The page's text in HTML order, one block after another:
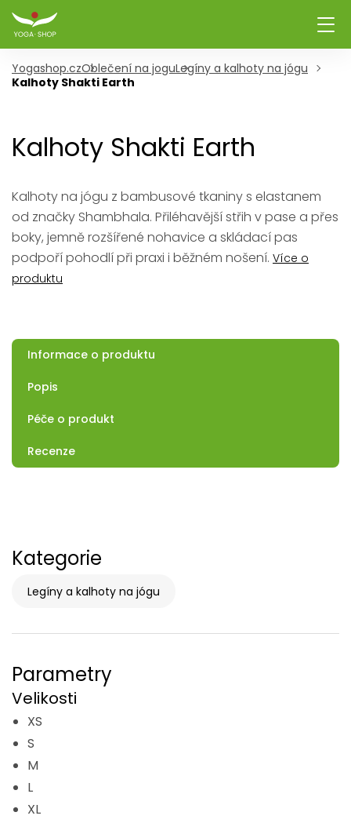
Yogashop.czOblečení na joguLegíny a kalhoty na jógu
Kalhoty Shakti Earth
Kalhoty Shakti Earth
Kalhoty na jógu z bambusové tkaniny s elastanem
od značky Shambhala. Přiléhavější střih v pase a přes
boky, jemně rozšířené nohavice a skládací pas
podpoří pohodlí při praxi i běžném nošení. Více o
produktu
Informace o produktu
Popis
Péče o produkt
Recenze
Kategorie
Legíny a kalhoty na jógu
Parametry
Velikosti
XS
S
M
L
XL